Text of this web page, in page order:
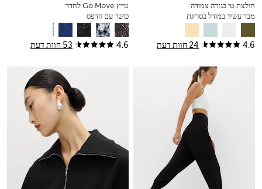
4.6 24 חוות דעת
חולצת טי בגזרה צמודה
מבד עשיר במודל בסריגת
4.6 53 חוות דעת
טייץ Go Move לחדר
כושר עם הדפס